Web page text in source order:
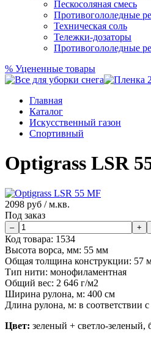
Пескосоляная смесь
Противогололедные
Техническая соль
Тележки-дозаторы
Противогололедные
% Уцененные товары
Главная
Каталог
Искусственный газон
Спортивный
Optigrass LSR
2098 руб / м.кв.
Под заказ
Код товара: 1534
Высота ворса, мм: 55 мм
Общая толщина конструкции: 57
Тип нити: монофиламентная
Общий вес: 2 646 г/м2
Ширина рулона, м: 400 см
Длина рулона, м: в соответствии
Цвет: зеленый + светло-зеленый,